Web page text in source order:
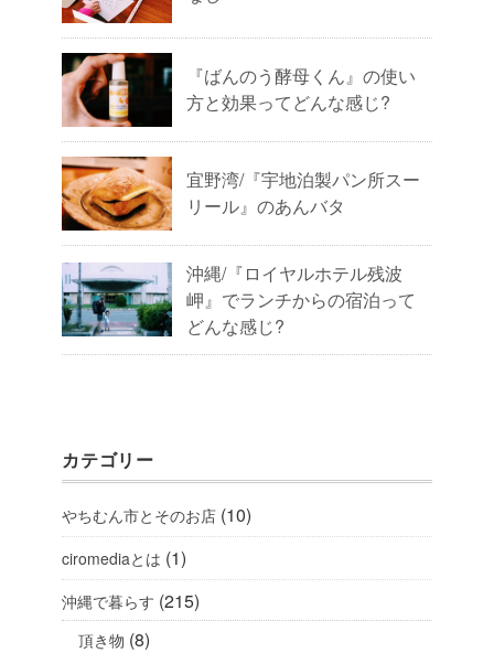
『ばんのう酵母くん』の使い
方と効果ってどんな感じ?
宜野湾/『宇地泊製パン所スー
リール』のあんバタ
沖縄/『ロイヤルホテル残波
岬』でランチからの宿泊って
どんな感じ?
カテゴリー
やちむん市とそのお店 (10)
ciromediaとは (1)
沖縄で暮らす (215)
頂き物 (8)